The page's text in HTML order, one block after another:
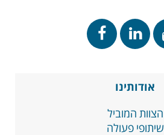
אודותינו
הצוות המוביל
שיתופי פעולה